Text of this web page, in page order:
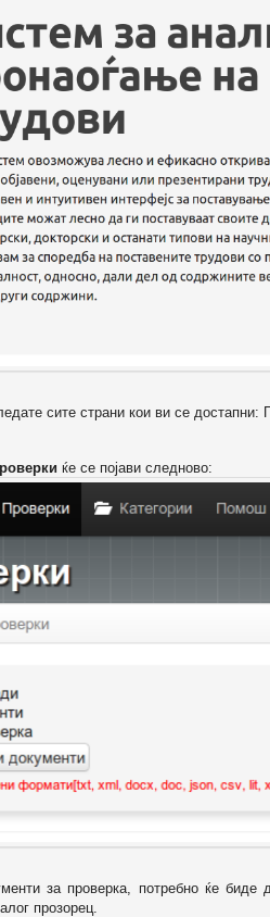
сите страни кои ви се
ќе се појави следново:
за проверка, потребно ќе биде
прозорец.